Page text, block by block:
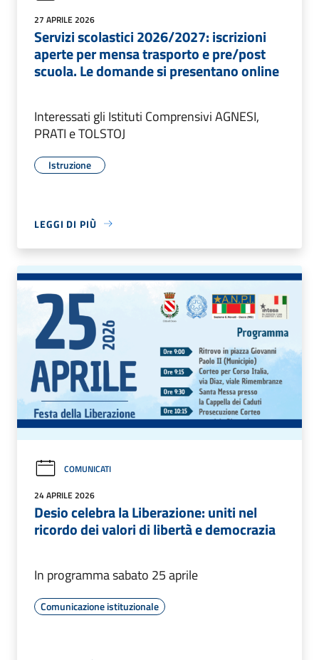
27 APRILE 2026
Servizi scolastici 2026/2027: iscrizioni
aperte per mensa trasporto e pre/post
scuola. Le domande si presentano online
Interessati gli Istituti Comprensivi AGNESI,
PRATI e TOLSTOJ
Istruzione
LEGGI DI PIÙ
COMUNICATI
24 APRILE 2026
Desio celebra la Liberazione: uniti nel
ricordo dei valori di libertà e democrazia
In programma sabato 25 aprile
Comunicazione istituzionale